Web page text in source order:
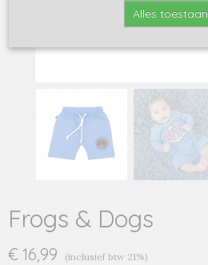
Frogs & Dogs
€ 16,99 (inclusief btw 21%)
Alles toestaan